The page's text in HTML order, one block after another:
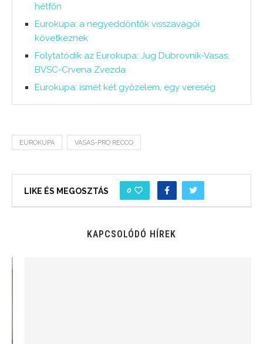
hétfőn
Eurokupa: a negyeddöntők visszavágói
következnek
Folytatódik az Eurokupa: Jug Dubrovnik-Vasas,
BVSC-Crvena Zvezda
Eurokupa: ismét két győzelem, egy vereség
EUROKUPA VASAS-PRO RECCO
LIKE ÉS MEGOSZTÁS 0
KAPCSOLÓDÓ HÍREK